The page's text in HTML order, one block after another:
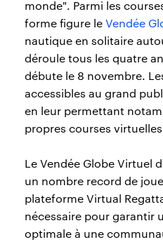
monde". Parmi les
forme figure leVendée
nautique en solitaire
déroule tous les quatre
débute le 8 novembre.
accessibles au grand
en leur permettant
propres courses
Le Vendée Globe Virtuel
un nombre record de
plateforme Virtual
nécessaire pour garantir
optimale à une